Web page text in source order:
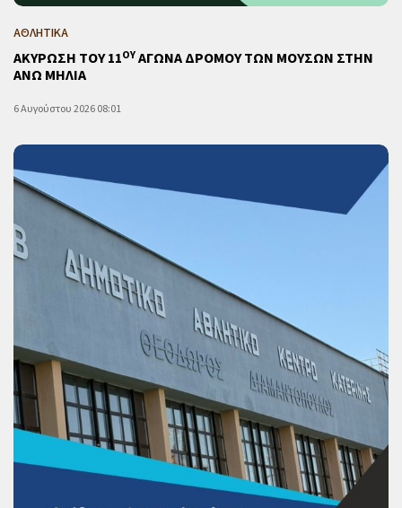
ΑΘΛΗΤΙΚΑ
ΑΚΥΡΩΣΗ ΤΟΥ 11ΟΥΑΓΩΝΑ ΔΡΟΜΟΥ ΤΩΝ ΜΟΥΣΩΝ ΣΤΗΝ
ΑΝΩ ΜΗΛΙΑ
6 Αυγούστου 2026 08:01